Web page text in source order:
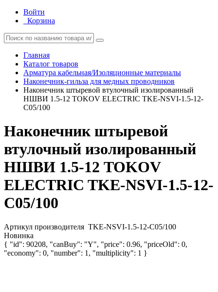
Войти
Корзина
Главная
Каталог товаров
Арматура кабельная/Изоляционные материалы
Наконечник-гильза для медных проводников
Наконечник штыревой втулочный изолированный
НШВИ 1.5-12 TOKOV ELECTRIC TKE-NSVI-1.5-12-
C05/100
Наконечник штыревой
втулочный изолированный
НШВИ 1.5-12 TOKOV
ELECTRIC TKE-NSVI-1.5-12-
C05/100
Артикул производителя TKE-NSVI-1.5-12-C05/100
Новинка
{ "id": 90208, "canBuy": "Y", "price": 0.96, "priceOld": 0,
"economy": 0, "number": 1, "multiplicity": 1 }